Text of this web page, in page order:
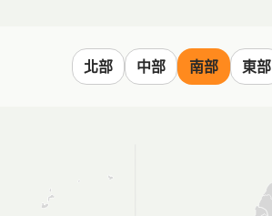
北部 中部 南部 東部